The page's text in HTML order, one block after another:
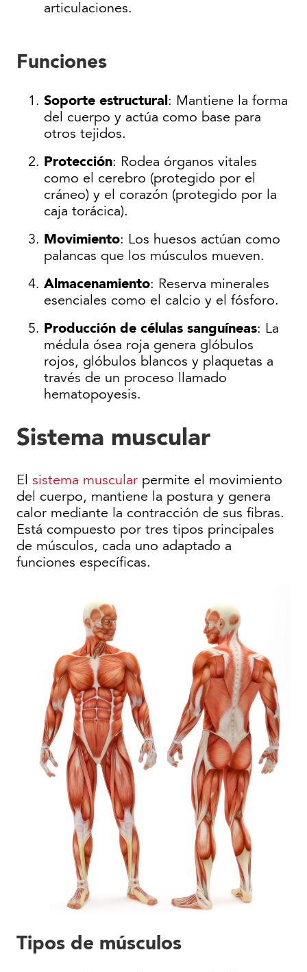
articulaciones.
Funciones
Soporte estructural : Mantiene la forma
del cuerpo y actúa como base para
otros tejidos.
Protección: Rodea órganos vitales
como el cerebro (protegido por el
cráneo) y el corazón (protegido por la
caja torácica).
Movimiento: Los huesos actúan como
palancas que los músculos mueven.
Almacenamiento: Reserva minerales
esenciales como el calcio y el fósforo.
Producción de células sanguíneas: La
médula ósea roja genera glóbulos
rojos, glóbulos blancos y plaquetas a
través de un proceso llamado
hematopoyesis.
Sistema muscular
El sistema muscular permite el movimiento
del cuerpo, mantiene la postura y genera
calor mediante la contracción de sus fibras.
Está compuesto por tres tipos principales
de músculos, cada uno adaptado a
funciones específicas.
Tipos de músculos